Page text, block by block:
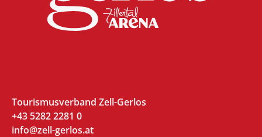
Tourismusverband Zell-Gerlos
+43 5282 2281 0
info@zell-gerlos.at